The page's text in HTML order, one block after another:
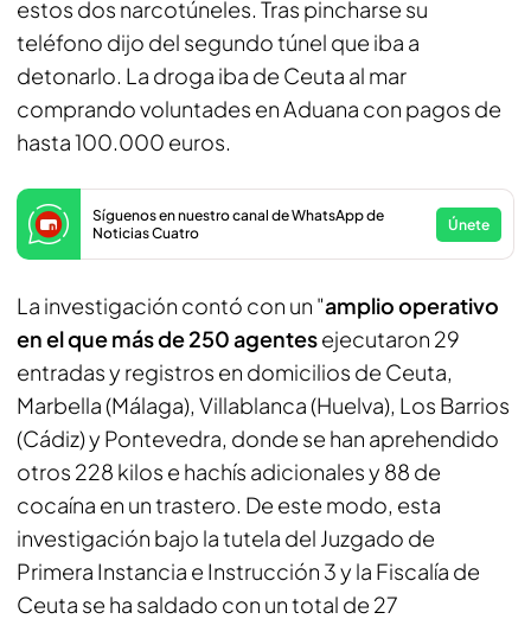
estos dos narcotúneles. Tras pincharse su
teléfono dijo del segundo túnel que iba a
detonarlo. La droga iba de Ceuta al mar
comprando voluntades en Aduana con pagos de
hasta 100.000 euros.
Síguenos en nuestro canal de WhatsApp de
Noticias Cuatro
Únete
La investigación contó con un "amplio operativo
en el que más de 250 agentesejecutaron 29
entradas y registros en domicilios de Ceuta,
Marbella (Málaga), Villablanca (Huelva), Los Barrios
(Cádiz) y Pontevedra, donde se han aprehendido
otros 228 kilos e hachís adicionales y 88 de
cocaína en un trastero. De este modo, esta
investigación bajo la tutela del Juzgado de
Primera Instancia e Instrucción 3 y la Fiscalía de
Ceuta se ha saldado con un total de 27